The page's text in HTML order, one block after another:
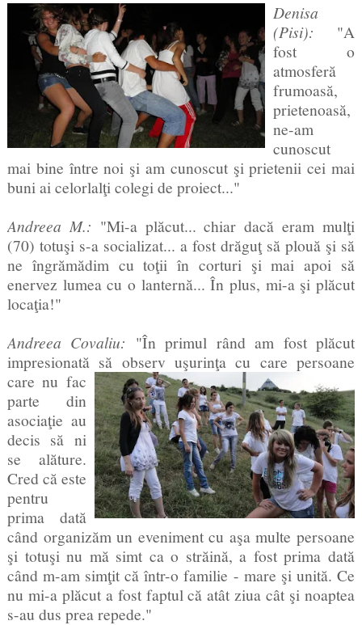
Denisa
(Pisi): "A
fost o
atmosferă
frumoasă,
prietenoasă,
ne-am
cunoscut
mai bine între noi şi am cunoscut şi prietenii cei mai
buni ai celorlalţi colegi de proiect..."
Andreea M.: "Mi-a plăcut... chiar dacă eram mulţi
(70) totuşi s-a socializat... a fost drăguţ să plouă şi să
ne îngrămădim cu toţii în corturi şi mai apoi să
enervez lumea cu o lanternă... În plus, mi-a şi plăcut
locaţia!"
Andreea Covaliu: "În primul rând am fost plăcut
impresionată să observ uşurinţa cu care persoane
care nu fac
parte din
asociaţie au
decis să ni
se alăture.
Cred că este
pentru
prima dată
când organizăm un eveniment cu aşa multe persoane
şi totuşi nu mă simt ca o străină, a fost prima dată
când m-am simţit că într-o familie - mare şi unită. Ce
nu mi-a plăcut a fost faptul că atât ziua cât şi noaptea
s-au dus prea repede."